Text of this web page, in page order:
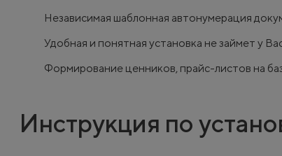
Независимая шаблонная автонумерация
Удобная и понятная установка не займет у
Формирование ценников, прайс-листов на
Инструкция по